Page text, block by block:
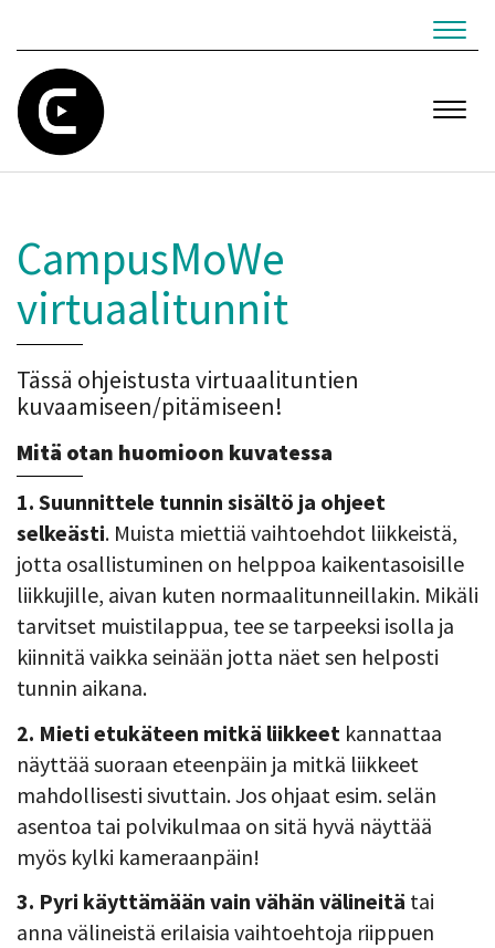
CampusMoWe
virtuaalitunnit
Tässä ohjeistusta virtuaalituntien
kuvaamiseen/pitämiseen!
Mitä otan huomioon kuvatessa
1. Suunnittele tunnin sisältö ja ohjeet
selkeästi. Muista miettiä vaihtoehdot liikkeistä,
jotta osallistuminen on helppoa kaikentasoisille
liikkujille, aivan kuten normaalitunneillakin. Mikäli
tarvitset muistilappua, tee se tarpeeksi isolla ja
kiinnitä vaikka seinään jotta näet sen helposti
tunnin aikana.
2. Mieti etukäteen mitkä liikkeet kannattaa
näyttää suoraan eteenpäin ja mitkä liikkeet
mahdollisesti sivuttain. Jos ohjaat esim. selän
asentoa tai polvikulmaa on sitä hyvä näyttää
myös kylki kameraanpäin!
3. Pyri käyttämään vain vähän välineitä tai
anna välineistä erilaisia vaihtoehtoja riippuen